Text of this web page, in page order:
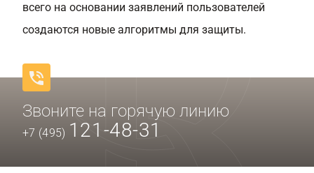
всего на основании заявлений пользователей
создаются новые алгоритмы для защиты.
Звоните на горячую линию
+7 (495) 121-48-31